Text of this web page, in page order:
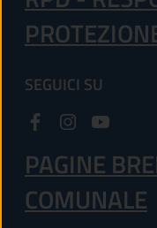
SEGUICI SU
PAGINE
COMUNALE